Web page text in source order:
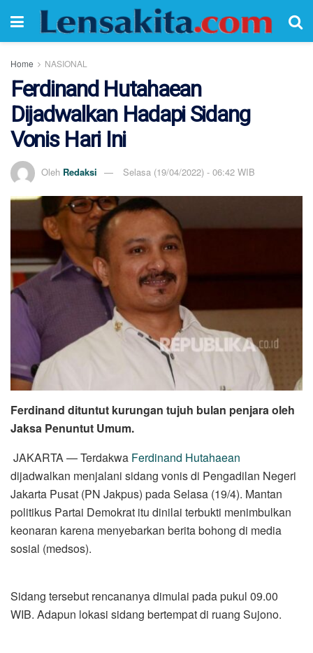
Home NASIONAL
Ferdinand Hutahaean
Dijadwalkan Hadapi Sidang
Vonis Hari Ini
Oleh Redaksi Selasa (19/04/2022) - 06:42 WIB
Ferdinand dituntut kurungan tujuh bulan penjara oleh
Jaksa Penuntut Umum.
JAKARTA — Terdakwa Ferdinand Hutahaean
dijadwalkan menjalani sidang vonis di Pengadilan Negeri
Jakarta Pusat (PN Jakpus) pada Selasa (19/4). Mantan
politikus Partai Demokrat itu dinilai terbukti menimbulkan
keonaran karena menyebarkan berita bohong di media
sosial (medsos).
Sidang tersebut rencananya dimulai pada pukul 09.00
WIB. Adapun lokasi sidang bertempat di ruang Sujono.